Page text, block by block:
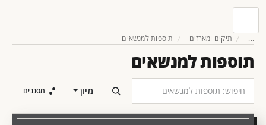
... תיקים ומארזים תוספות למנשאים
תוספות למנשאים
מיון מסננים